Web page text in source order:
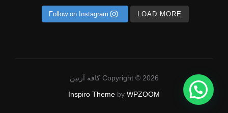
LOAD MORE
Follow on Instagram
Copyright © 2026 کافه آرتین
Inspiro Theme by WPZOOM